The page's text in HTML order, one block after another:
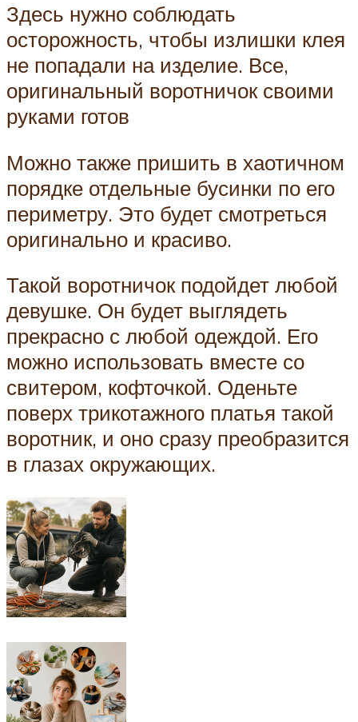
Здесь нужно соблюдать
осторожность, чтобы излишки клея
не попадали на изделие. Все,
оригинальный воротничок своими
руками готов
Можно также пришить в хаотичном
порядке отдельные бусинки по его
периметру. Это будет смотреться
оригинально и красиво.
Такой воротничок подойдет любой
девушке. Он будет выглядеть
прекрасно с любой одеждой. Его
можно использовать вместе со
свитером, кофточкой. Оденьте
поверх трикотажного платья такой
воротник, и оно сразу преобразится
в глазах окружающих.